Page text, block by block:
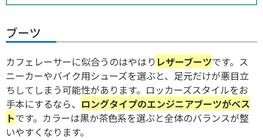
ブーツ
カフェレーサーに似合うのはやはり レザーブーツです。ス
ニーカーやバイク用シューズを選ぶと、足元だけが悪目立
ちしてしまう可能性があります。ロッカーズスタイルをお
手本にするなら、 ロングタイプのエンジニアブーツがベス
トです。カラーは黒か茶色系を選ぶと全体のバランスが整
いやすくなります。